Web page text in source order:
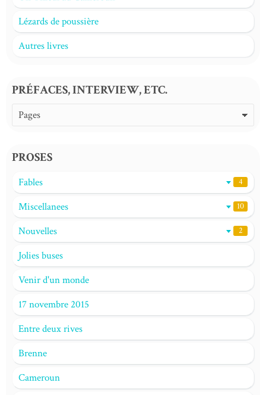
Lézards de poussière
Autres livres
PRÉFACES, INTERVIEW, ETC.
PROSES
Fables 4
Miscellanees 10
Nouvelles 2
Jolies buses
Venir d'un monde
17 novembre 2015
Entre deux rives
Brenne
Cameroun